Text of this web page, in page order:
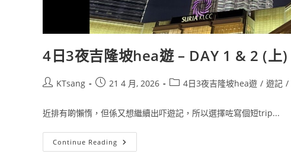
4日3夜吉隆坡hea遊 – DAY 1 & 2 (上)
PostKTsang
Post21 4 月, 2026
Post4日3夜吉隆坡hea遊 / 遊記 /
近排有啲懶惰，但係又想繼續出吓遊記，所以選擇咗寫個短trip...
Continue Reading
日